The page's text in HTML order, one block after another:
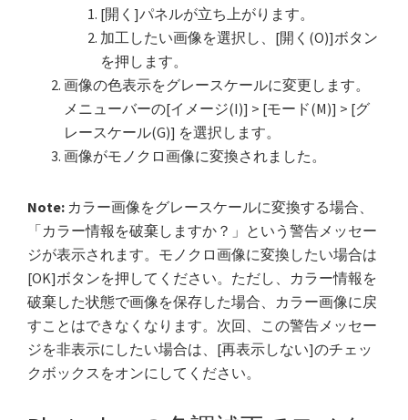
[開く]パネルが立ち上がります。
加工したい画像を選択し、[開く(O)]ボタン
を押します。
画像の色表示をグレースケールに変更します。
メニューバーの[イメージ(I)] > [モード(M)] > [グ
レースケール(G)] を選択します。
画像がモノクロ画像に変換されました。
Note: カラー画像をグレースケールに変換する場合、
「カラー情報を破棄しますか？」という警告メッセー
ジが表示されます。モノクロ画像に変換したい場合は
[OK]ボタンを押してください。ただし、カラー情報を
破棄した状態で画像を保存した場合、カラー画像に戻
すことはできなくなります。次回、この警告メッセー
ジを非表示にしたい場合は、[再表示しない]のチェッ
クボックスをオンにしてください。